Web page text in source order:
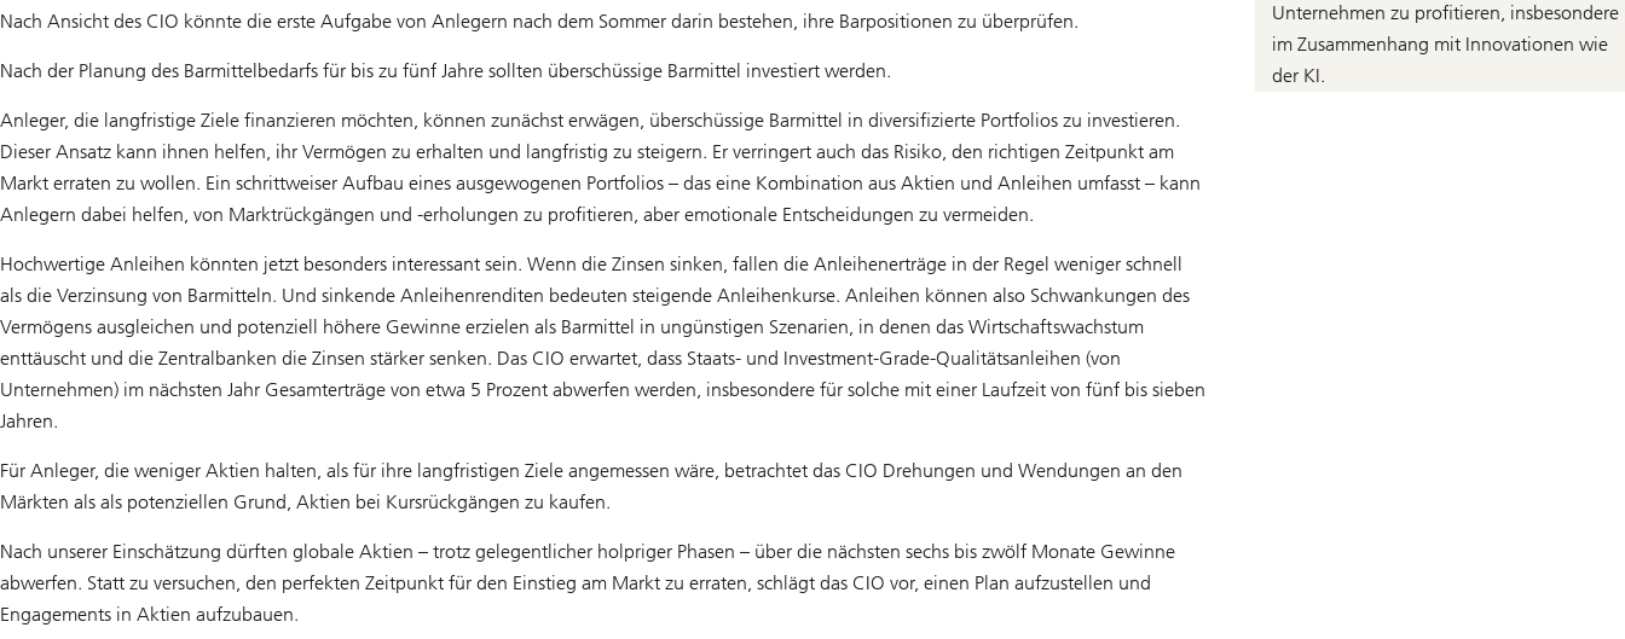
Nach Ansicht des CIO könnte die erste Aufgabe von Anlegern nach dem Sommer darin bestehen, ihre Barpositionen zu überprüfen.
Nach der Planung des Barmittelbedarfs für bis zu fünf Jahre sollten überschüssige Barmittel investiert werden.
Anleger, die langfristige Ziele finanzieren möchten, können zunächst erwägen, überschüssige Barmittel in diversifizierte Portfolios zu investieren.
Dieser Ansatz kann ihnen helfen, ihr Vermögen zu erhalten und langfristig zu steigern. Er verringert auch das Risiko, den richtigen Zeitpunkt am
Markt erraten zu wollen. Ein schrittweiser Aufbau eines ausgewogenen Portfolios – das eine Kombination aus Aktien und Anleihen umfasst – kann
Anlegern dabei helfen, von Marktrückgängen und -erholungen zu profitieren, aber emotionale Entscheidungen zu vermeiden.
Hochwertige Anleihen könnten jetzt besonders interessant sein. Wenn die Zinsen sinken, fallen die Anleihenerträge in der Regel weniger schnell
als die Verzinsung von Barmitteln. Und sinkende Anleihenrenditen bedeuten steigende Anleihenkurse. Anleihen können also Schwankungen des
Vermögens ausgleichen und potenziell höhere Gewinne erzielen als Barmittel in ungünstigen Szenarien, in denen das Wirtschaftswachstum
enttäuscht und die Zentralbanken die Zinsen stärker senken. Das CIO erwartet, dass Staats- und Investment-Grade-Qualitätsanleihen (von
Unternehmen) im nächsten Jahr Gesamterträge von etwa 5 Prozent abwerfen werden, insbesondere für solche mit einer Laufzeit von fünf bis sieben
Jahren.
Für Anleger, die weniger Aktien halten, als für ihre langfristigen Ziele angemessen wäre, betrachtet das CIO Drehungen und Wendungen an den
Märkten als als potenziellen Grund, Aktien bei Kursrückgängen zu kaufen.
Nach unserer Einschätzung dürften globale Aktien – trotz gelegentlicher holpriger Phasen – über die nächsten sechs bis zwölf Monate Gewinne
abwerfen. Statt zu versuchen, den perfekten Zeitpunkt für den Einstieg am Markt zu erraten, schlägt das CIO vor, einen Plan aufzustellen und
Engagements in Aktien aufzubauen.
Unternehmen zu profitieren, insbesondere
im Zusammenhang mit Innovationen wie
der KI.